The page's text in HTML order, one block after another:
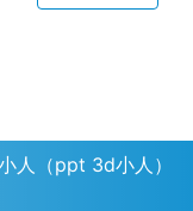
人（ppt 3d小人）